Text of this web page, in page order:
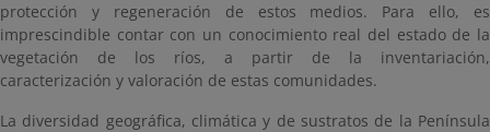
protección y regeneración de estos medios. Para ello, es
imprescindible contar con un conocimiento real del estado de la
vegetación de los ríos, a partir de la inventariación,
caracterización y valoración de estas comunidades.
La diversidad geográfica, climática y de sustratos de la Península